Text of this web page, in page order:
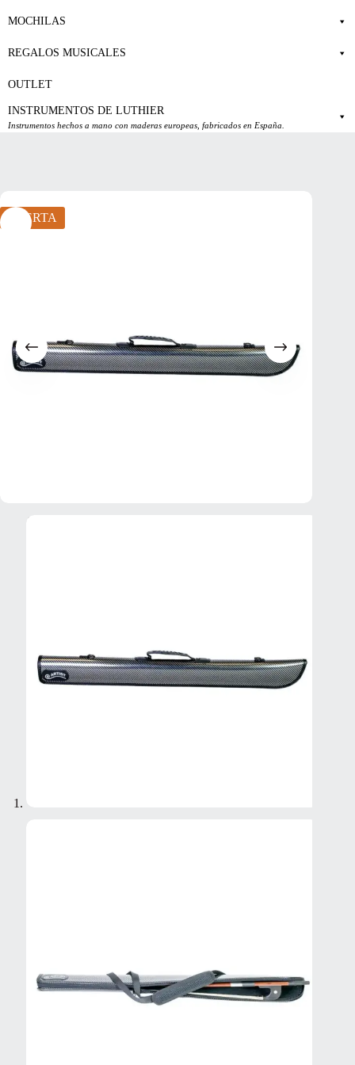
MOCHILAS
REGALOS MUSICALES
OUTLET
INSTRUMENTOS DE LUTHIER
Instrumentos hechos a mano con maderas europeas, fabricados en España.
OFERTA